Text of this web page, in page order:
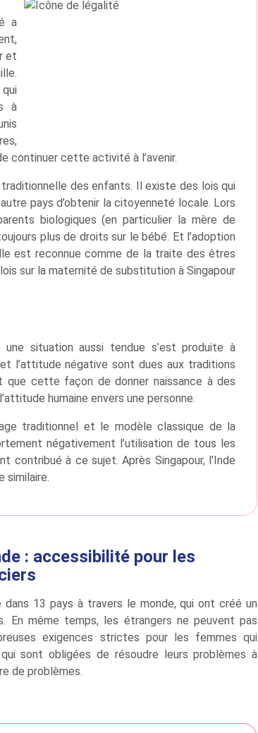
a
et
à
continuer cette activité à l’avenir.
des enfants. Il existe des lois qui
pays d’obtenir la citoyenneté locale. Lors
biologiques (en particulier la mère de
plus de droits sur le bébé. Et l’adoption
est reconnue comme de la traite des êtres
sur la maternité de substitution à Singapour
situation aussi tendue s’est produite à
l’attitude négative sont dues aux traditions
cette façon de donner naissance à des
humaine envers une personne.
traditionnel et le modèle classique de la
négativement l’utilisation de tous les
à ce sujet. Après Singapour, l’Inde
similaire.
: accessibilité pour les
13 pays à travers le monde, qui ont créé un
En même temps, les étrangers ne peuvent pas
exigences strictes pour les femmes qui
sont obligées de résoudre leurs problèmes à
de problèmes.